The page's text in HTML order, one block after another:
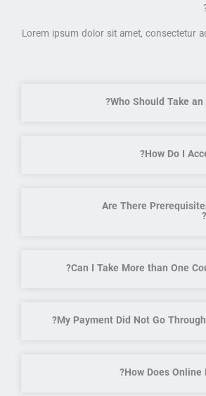
Lorem ipsum dolor sit amet, consectetur
Who Should Take an
How Do I
Are There
Can I Take More than One
My Payment Did Not Go
How Does Online